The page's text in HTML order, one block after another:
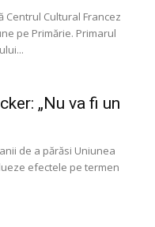
Cultural Francez
pe Primărie. Primarul
„Nu va fi un
de a părăsi Uniunea
efectele pe termen